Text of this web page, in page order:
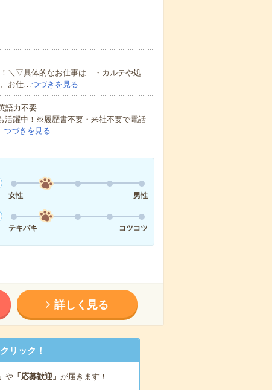
＼▽具体的なお仕事は…・カルテや処
、お仕…つづきを見る
語力不要
躍中！※履歴書不要・来社不要で電話
つづきを見る
女性
男性
テキパキ
コツコツ
詳しく見る
リック！
や「応募歓迎」 が届きます！